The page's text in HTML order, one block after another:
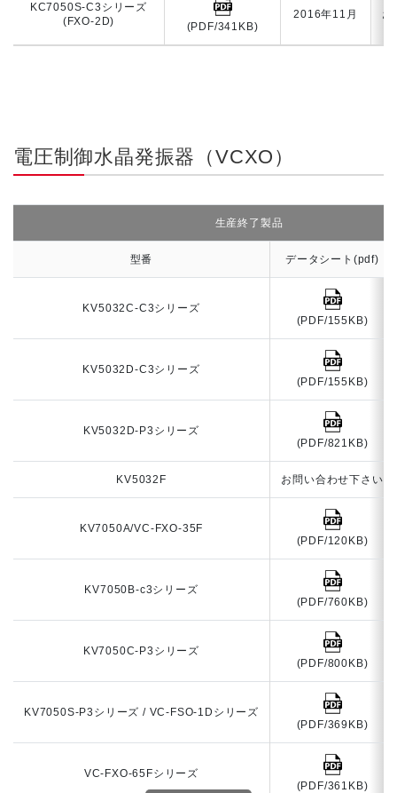
KC7050S-C3シリーズ
(FXO-2D)
(PDF/341KB)
2016年11月 お
電圧制御水晶発振器（VCXO）
生産終了製品
型番 データシート(pdf)
KV5032C-C3シリーズ
(PDF/155KB)
KV5032D-C3シリーズ
(PDF/155KB)
KV5032D-P3シリーズ
(PDF/821KB)
KV5032F お問い合わせ下さい
KV7050A/VC-FXO-35F
(PDF/120KB)
KV7050B-c3シリーズ
(PDF/760KB)
KV7050C-P3シリーズ
(PDF/800KB)
KV7050S-P3シリーズ / VC-FSO-1Dシリーズ
(PDF/369KB)
VC-FXO-65Fシリーズ
(PDF/361KB)